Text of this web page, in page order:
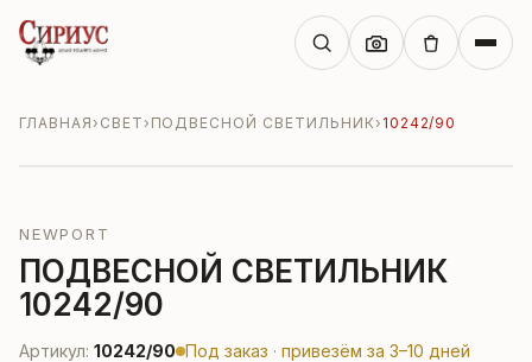
ГЛАВНАЯ› СВЕТ› ПОДВЕСНОЙ СВЕТИЛЬНИК› 10242/90
NEWPORT
ПОДВЕСНОЙ СВЕТИЛЬНИК
10242/90
Артикул: 10242/90 Под заказ · привезём за 3–10 дней